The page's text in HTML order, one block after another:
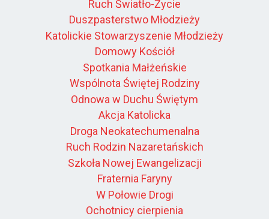
Ruch Światło-Życie
Duszpasterstwo Młodzieży
Katolickie Stowarzyszenie Młodzieży
Domowy Kościół
Spotkania Małżeńskie
Wspólnota Świętej Rodziny
Odnowa w Duchu Świętym
Akcja Katolicka
Droga Neokatechumenalna
Ruch Rodzin Nazaretańskich
Szkoła Nowej Ewangelizacji
Fraternia Faryny
W Połowie Drogi
Ochotnicy cierpienia